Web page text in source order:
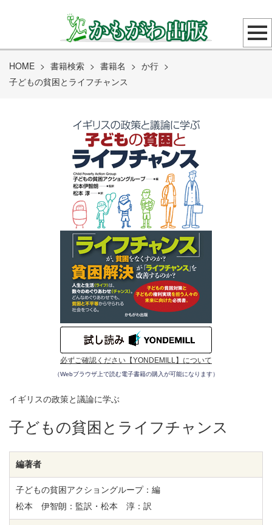
HOME > 書籍検索 > 書籍名 > か行 >
子どもの貧困とライフチャンス
必ずご確認ください【YONDEMILL】について
（Webブラウザ上で読む電子書籍の購入が可能になります）
イギリスの政策と議論に学ぶ
子どもの貧困とライフチャンス
編著者
子どもの貧困アクショングループ：編
松本 伊智朗：監訳・松本 淳：訳